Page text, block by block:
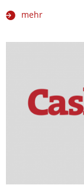
mehr